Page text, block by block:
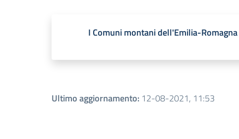
I Comuni montani dell'Emilia-Romagna
Ultimo aggiornamento: 12-08-2021, 11:53